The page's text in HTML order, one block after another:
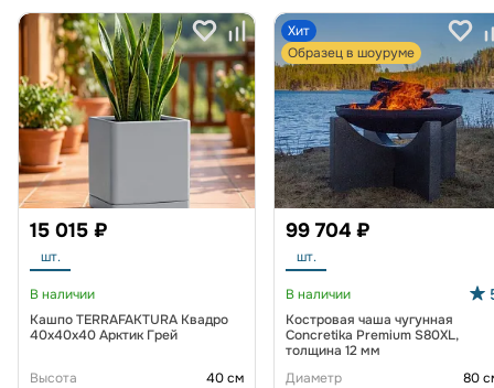
15 015 ₽
шт.
В наличии
Кашпо TERRAFAKTURA Квадро
40x40x40 Арктик Грей
Высота
40 см
Хит
Образец в шоуруме
99 704 ₽
шт.
В наличии
Костровая чаша чугунная
Concretika Premium S80XL,
толщина 12 мм
Диаметр
80